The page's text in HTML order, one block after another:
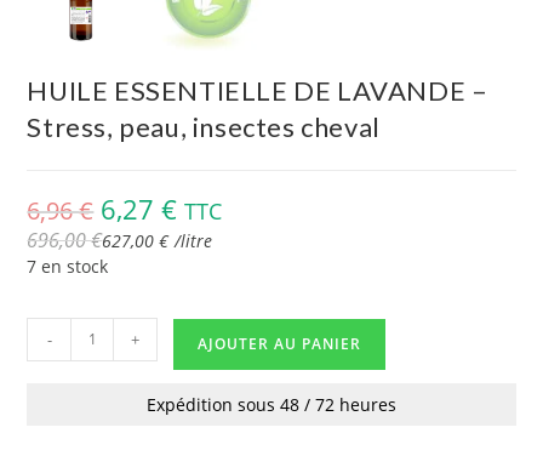
HUILE ESSENTIELLE DE LAVANDE –
Stress, peau, insectes cheval
6,96€ 6,27€ TTC
696,00€627,00€ /litre
7 en stock
- + AJOUTER AU PANIER
Expédition sous 48 / 72 heures